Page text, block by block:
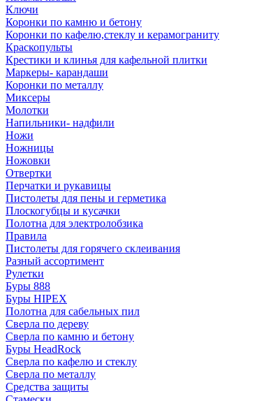
Ключи
Коронки по камню и бетону
Коронки по кафелю,стеклу и керамограниту
Краскопульты
Крестики и клинья для кафельной плитки
Маркеры- карандаши
Коронки по металлу
Миксеры
Молотки
Напильники- надфили
Ножи
Ножницы
Ножовки
Отвертки
Перчатки и рукавицы
Пистолеты для пены и герметика
Плоскогубцы и кусачки
Полотна для электролобзика
Правила
Пистолеты для горячего склеивания
Разный ассортимент
Рулетки
Буры 888
Буры HIPEX
Полотна для сабельных пил
Сверла по дереву
Сверла по камню и бетону
Буры HeadRock
Сверла по кафелю и стеклу
Сверла по металлу
Средства защиты